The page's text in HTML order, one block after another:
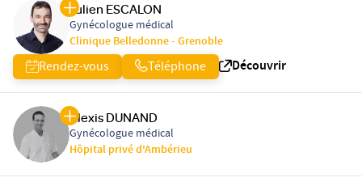
Julien ESCALON
Gynécologue médical
Clinique Belledonne - Grenoble
Rendez-vous Téléphone Découvrir
Alexis DUNAND
Gynécologue médical
Hôpital privé d'Ambérieu